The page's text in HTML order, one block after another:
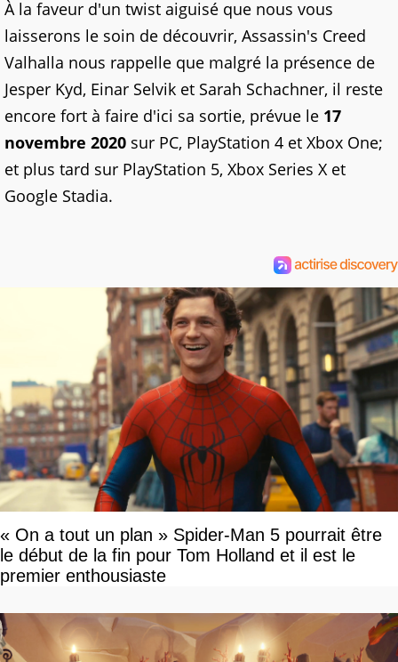
À la faveur d'un twist aiguisé que nous vous
laisserons le soin de découvrir, Assassin's Creed
Valhalla nous rappelle que malgré la présence de
Jesper Kyd, Einar Selvik et Sarah Schachner, il reste
encore fort à faire d'ici sa sortie, prévue le 17
novembre 2020 sur PC, PlayStation 4 et Xbox One;
et plus tard sur PlayStation 5, Xbox Series X et
Google Stadia.
« On a tout un plan » Spider-Man 5 pourrait être
le début de la fin pour Tom Holland et il est le
premier enthousiaste